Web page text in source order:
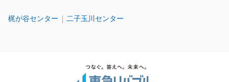
梶が谷センター 二子玉川センター